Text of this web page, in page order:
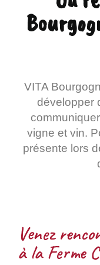
VITA
développer
vigne et vin.
présente lors
Venez
à la Ferme